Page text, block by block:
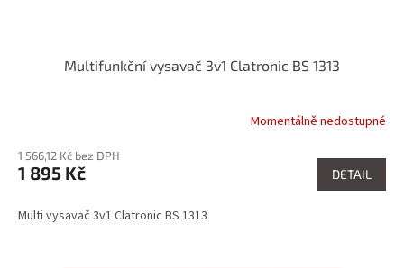
Multifunkční vysavač 3v1 Clatronic BS 1313
Momentálně nedostupné
1 566,12 Kč bez DPH
1 895 Kč DETAIL
Multi vysavač 3v1 Clatronic BS 1313